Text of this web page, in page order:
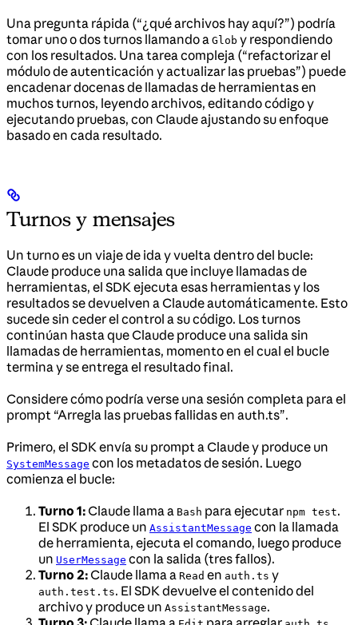
Una pregunta rápida (“¿qué archivos hay aquí?”) podría
tomar uno o dos turnos llamando a Glob y respondiendo
con los resultados. Una tarea compleja (“refactorizar el
módulo de autenticación y actualizar las pruebas”) puede
encadenar docenas de llamadas de herramientas en
muchos turnos, leyendo archivos, editando código y
ejecutando pruebas, con Claude ajustando su enfoque
basado en cada resultado.
Turnos y mensajes
Un turno es un viaje de ida y vuelta dentro del bucle:
Claude produce una salida que incluye llamadas de
herramientas, el SDK ejecuta esas herramientas y los
resultados se devuelven a Claude automáticamente. Esto
sucede sin ceder el control a su código. Los turnos
continúan hasta que Claude produce una salida sin
llamadas de herramientas, momento en el cual el bucle
termina y se entrega el resultado final.
Considere cómo podría verse una sesión completa para el
prompt “Arregla las pruebas fallidas en auth.ts”.
Primero, el SDK envía su prompt a Claude y produce un
SystemMessage con los metadatos de sesión. Luego
comienza el bucle:
Turno 1:Claude llama a Bash para ejecutar npm test.
El SDK produce un AssistantMessage con la llamada
de herramienta, ejecuta el comando, luego produce
un UserMessage con la salida (tres fallos).
Turno 2:Claude llama a Read en auth.ts y
auth.test.ts. El SDK devuelve el contenido del
archivo y produce un AssistantMessage.